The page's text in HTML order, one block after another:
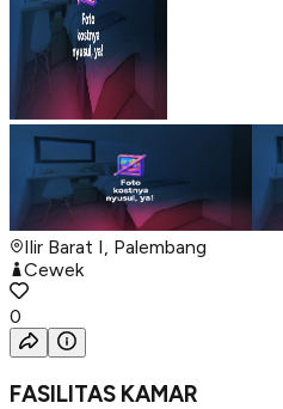
Ilir Barat I, Palembang
Cewek
0
FASILITAS KAMAR